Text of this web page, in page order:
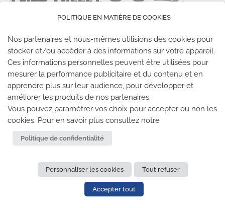
LES SALLES CLIMB UP
Climb Up vous accueille dans ses salles, partout en
France
TROUVE TA SALLE
REJOIGNEZ-NOUS-CLIMB UP INVESTISSEMENTS
MENTIONS LÉGALES
CONFIDENTIALITÉ
DROITS RÉSERVÉS
POLITIQUE EN MATIÈRE DE COOKIES
Nos partenaires et nous-mêmes utilisions des cookies pour
stocker et/ou accéder à des informations sur votre appareil.
Ces informations personnelles peuvent être utilisées pour
mesurer la performance publicitaire et du contenu et en
apprendre plus sur leur audience, pour développer et
améliorer les produits de nos partenaires.
Vous pouvez paramétrer vos choix pour accepter ou non les
cookies. Pour en savoir plus consultez notre
Politique de confidentialité
Personnaliser les cookies Tout refuser
Accepter tout